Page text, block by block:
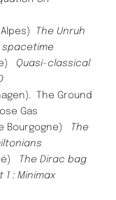
The Unruh
spacetime
Quasi-classical
The Ground
Gas
Bourgogne)
The
The Dirac bag
: Minimax